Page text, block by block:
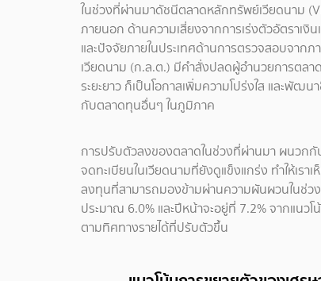
ในช่วงที่ผ่านมาดัชนีตลาดหลักทรัพย์เวียดนาม
ภายนอก ด้านความเสี่ยงจากการเร่งตัวอัตราเงิ
และปัจจัยภายในประเทศด้านการตรวจสอบจา
เวียดนาม (ก.ล.ต.) มีคำสั่งปลดผู้อำนวยการตล
ระยะยาว ก็เป็นโอกาสเพิ่มความโปร่งใส และพั
กับตลาดทุนอื่นๆ ในภูมิภาค
การปรับตัวลงของตลาดในช่วงที่ผ่านมา ผนวกกั
จดทะเบียนในเวียดนามที่ยังดูแข็งแกร่ง ทำให้เร
ลงทุนที่สามารถมองข้ามผ่านความผันผวนในช่วง
ประมาณ 6.0% และปีหน้าจะอยู่ที่ 7.2% จากแนว
ตามทิศทางรายได้ที่ปรับตัวขึ้น